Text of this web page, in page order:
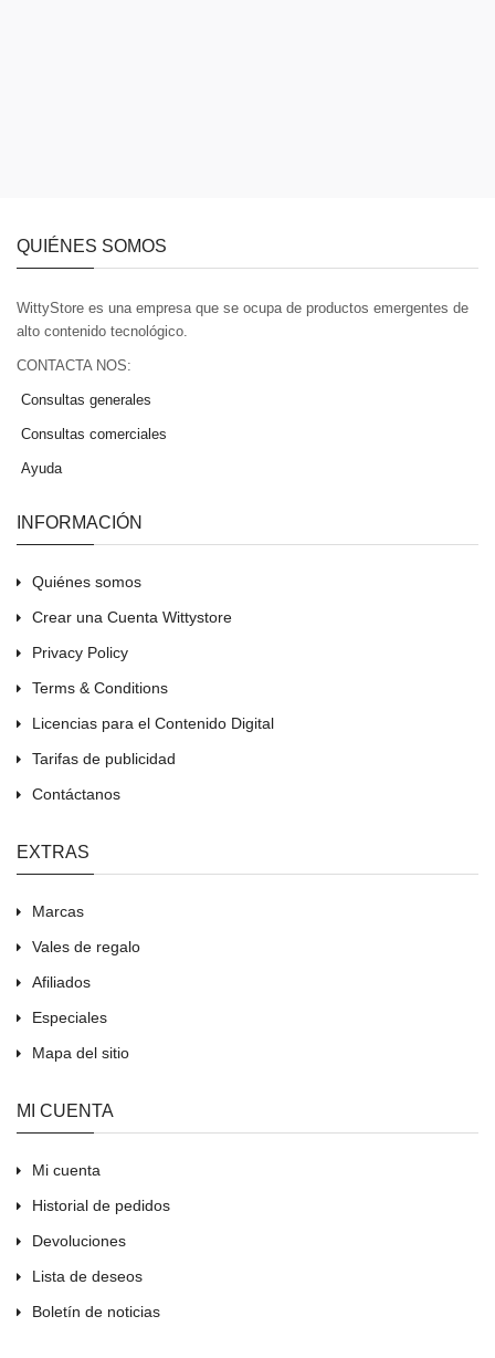
QUIÉNES SOMOS
WittyStore es una empresa que se ocupa de productos emergentes de
alto contenido tecnológico.
CONTACTA NOS:
Consultas generales
Consultas comerciales
Ayuda
INFORMACIÓN
Quiénes somos
Crear una Cuenta Wittystore
Privacy Policy
Terms & Conditions
Licencias para el Contenido Digital
Tarifas de publicidad
Contáctanos
EXTRAS
Marcas
Vales de regalo
Afiliados
Especiales
Mapa del sitio
MI CUENTA
Mi cuenta
Historial de pedidos
Devoluciones
Lista de deseos
Boletín de noticias